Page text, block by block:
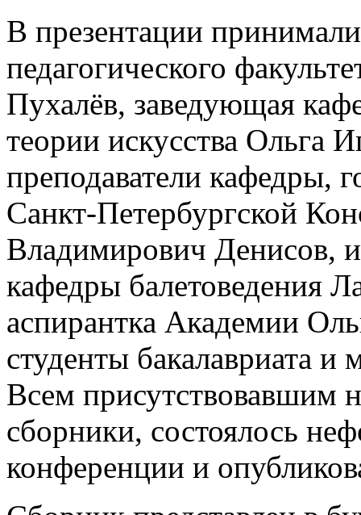
В презентации
педагогического
Пухалёв, заведующая
теории искусства Ольга
преподаватели кафедры,
Санкт-Петербургской
Владимирович Денисов,
кафедры балетоведения
аспирантка Академии
студенты бакалавриата и
Всем присутствовавшим
сборники, состоялось
конференции и